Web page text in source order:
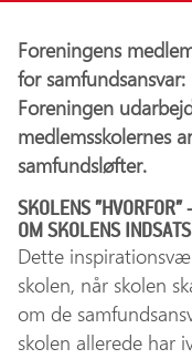
Foreningens
for samfundsansvar:
Foreningen
medlemsskolernes
samfundsløfter.
SKOLENS
OM SKOLENS
Dette
skolen, når skolen
om de
skolen allerede har